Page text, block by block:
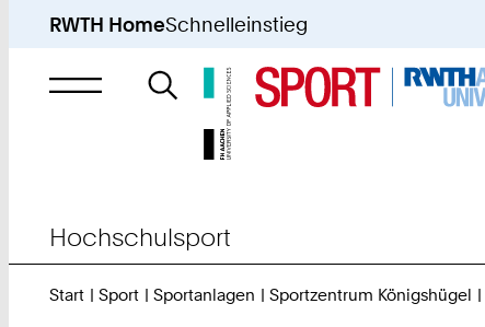
RWTH HomeSchnelleinstieg
Suche
nach
Hochschulsport
Start Sport Sportanlagen Sportzentrum Königshügel